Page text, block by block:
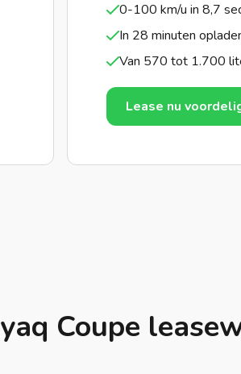
0-100 km/u in 8,7
In 28 minuten
Van 570 tot 1.700
Lease nu
Coupe